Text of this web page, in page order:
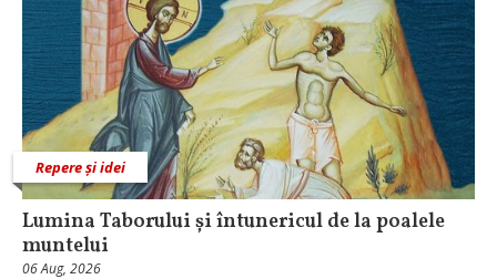
Repere și idei
Lumina Taborului și întunericul de la poalele
muntelui
06 Aug, 2026